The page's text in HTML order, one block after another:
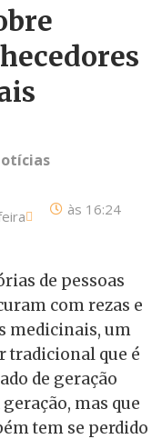
às 16:24
de pessoas
com rezas e
medicinais, um
tradicional que é
de geração
mas que
tem se perdido